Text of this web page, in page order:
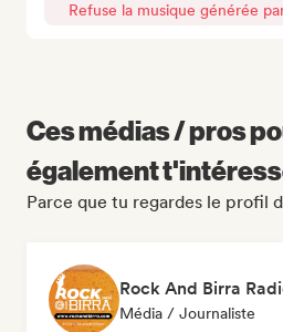
Refuse la musique générée
Ces médias / pros
également
Parce que tu regardes le profil
Rock And Birra
Média / Journaliste